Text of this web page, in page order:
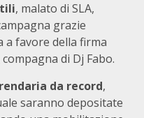
, malato di SLA,
grazie
a favore della firma
compagna di Dj Fabo.
da record,
saranno depositate